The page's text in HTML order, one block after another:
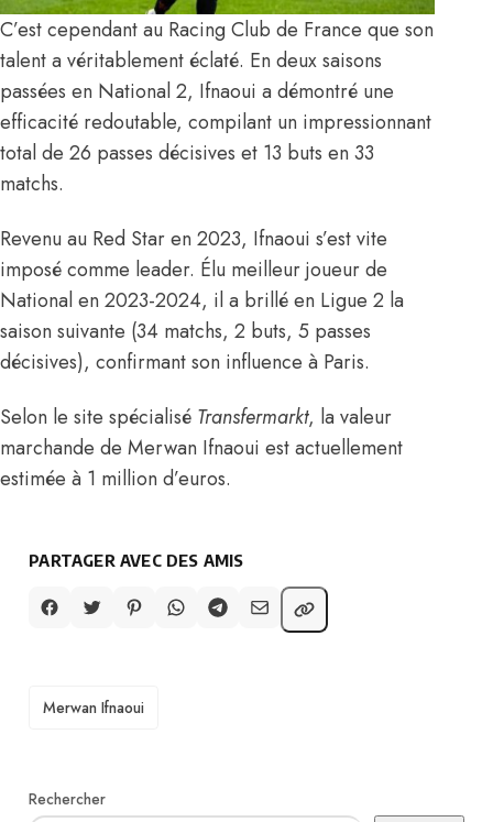
C’est cependant au Racing Club de France que son
talent a véritablement éclaté. En deux saisons
passées en National 2, Ifnaoui a démontré une
efficacité redoutable, compilant un impressionnant
total de 26 passes décisives et 13 buts en 33
matchs.
Revenu au Red Star en 2023, Ifnaoui s’est vite
imposé comme leader. Élu meilleur joueur de
National en 2023-2024, il a brillé en Ligue 2 la
saison suivante (34 matchs, 2 buts, 5 passes
décisives), confirmant son influence à Paris.
Selon le site spécialisé Transfermarkt, la valeur
marchande de Merwan Ifnaoui est actuellement
estimée à 1 million d’euros.
PARTAGER AVEC DES AMIS
TAGS
Merwan Ifnaoui
Rechercher